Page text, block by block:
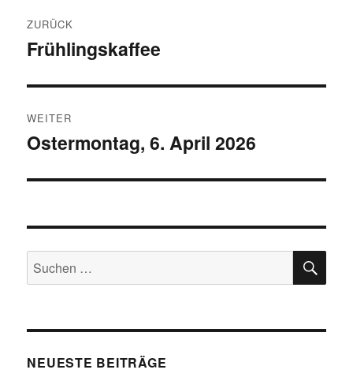
ZURÜCK
Vorheriger
Frühlingskaffee
WEITER
Nächster
Ostermontag, 6. April 2026
Suchen
nach:
NEUESTE BEITRÄGE